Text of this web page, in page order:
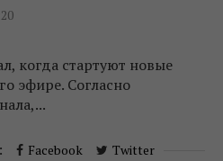
когда стартуют новые
эфире. Согласно
Facebook Twitter